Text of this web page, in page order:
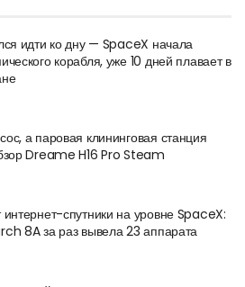
идти ко дну — SpaceX начала
корабля, уже 10 дней плавает в
а паровая клининговая станция
Dreame H16 Pro Steam
интернет-спутники на уровне SpaceX:
8A за раз вывела 23 аппарата